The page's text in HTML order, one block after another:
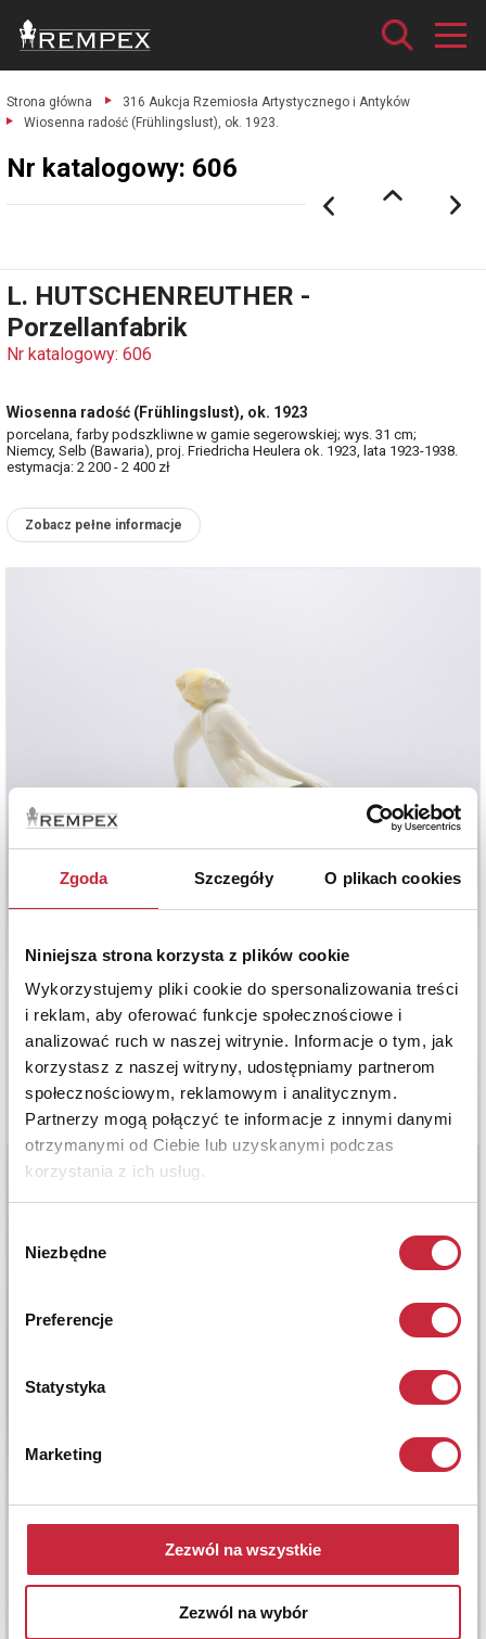
Zgoda Szczegóły O plikach cookies
Niniejsza strona korzysta z plików cookie
Wykorzystujemy pliki cookie do spersonalizowania treści
i reklam, aby oferować funkcje społecznościowe i
analizować ruch w naszej witrynie. Informacje o tym, jak
korzystasz z naszej witryny, udostępniamy partnerom
społecznościowym, reklamowym i analitycznym.
Partnerzy mogą połączyć te informacje z innymi danymi
otrzymanymi od Ciebie lub uzyskanymi podczas
korzystania z ich usług.
zgody
Niezbędne
Preferencje
Statystyka
Marketing
Zezwól na wszystkie
Zezwól na wybór
Strona główna
316 Aukcja Rzemiosła Artystycznego i Antyków
Wiosenna radość (Frühlingslust), ok. 1923.
Nr katalogowy: 606
L. HUTSCHENREUTHER -
Porzellanfabrik
Nr katalogowy: 606
Wiosenna radość (Frühlingslust), ok. 1923
porcelana, farby podszkliwne w gamie segerowskiej; wys. 31 cm;
Niemcy, Selb (Bawaria), proj. Friedricha Heulera ok. 1923, lata 1923-1938.
estymacja: 2 200 - 2 400 zł
Zobacz pełne informacje